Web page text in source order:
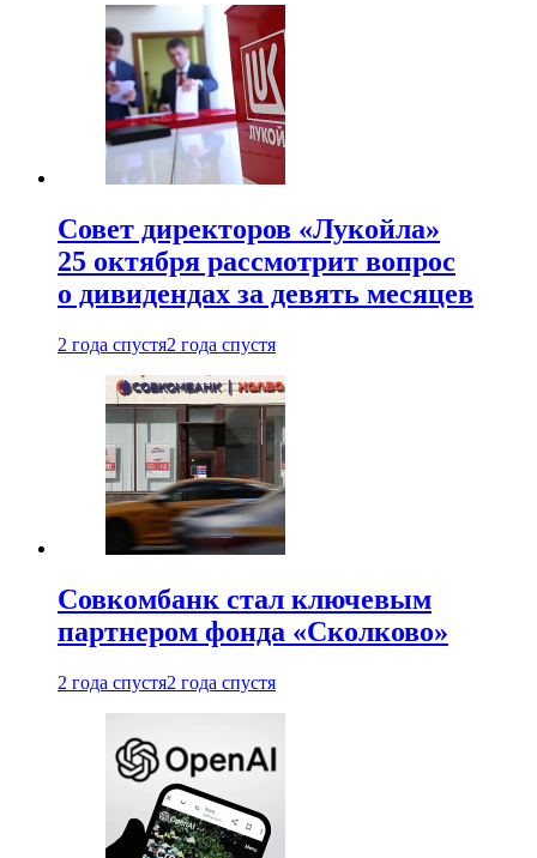
Совет директоров «Лукойла»
25 октября рассмотрит вопрос
о дивидендах за девять месяцев
2 года спустя2 года спустя
Совкомбанк стал ключевым
партнером фонда «Сколково»
2 года спустя2 года спустя